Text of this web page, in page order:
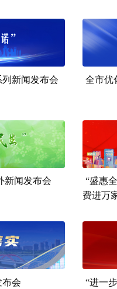
新闻发布会 全市优
新闻发布会
“盛惠
费进万
布会 “进一